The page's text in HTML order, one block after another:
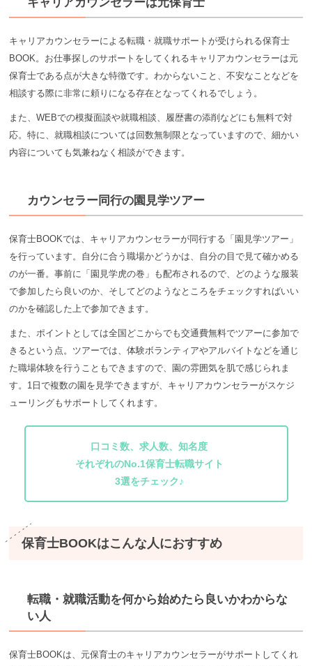
キャリアカウンセラーによる転職・就職サポートが受けられる保育士
BOOK。お仕事探しのサポートをしてくれるキャリアカウンセラーは元
保育士である点が大きな特徴です。わからないこと、不安なことなどを
相談する際に非常に頼りになる存在となってくれるでしょう。
また、WEBでの模擬面談や就職相談、履歴書の添削などにも無料で対
応。特に、就職相談については回数無制限となっていますので、細かい
内容についても気兼ねなく相談ができます。
カウンセラー同行の園見学ツアー
保育士BOOKでは、キャリアカウンセラーが同行する「園見学ツアー」
を行っています。自分に合う職場かどうかは、自分の目で見て確かめる
のが一番。事前に「園見学虎の巻」も配布されるので、どのような服装
で参加したら良いのか、そしてどのようなところをチェックすればいい
のかを確認した上で参加できます。
また、ポイントとしては全国どこからでも交通費無料でツアーに参加で
きるという点。ツアーでは、体験ボランティアやアルバイトなどを通じ
た職場体験を行うこともできますので、園の雰囲気を肌で感じられま
す。1日で複数の園を見学できますが、キャリアカウンセラーがスケジ
ューリングもサポートしてくれます。
口コミ数、求人数、知名度
それぞれのNo.1保育士転職サイト
3選をチェック♪
保育士BOOKはこんな人におすすめ
転職・就職活動を何から始めたら良いかわからな
い人
保育士BOOKは、元保育士のキャリアカウンセラーがサポートしてくれ